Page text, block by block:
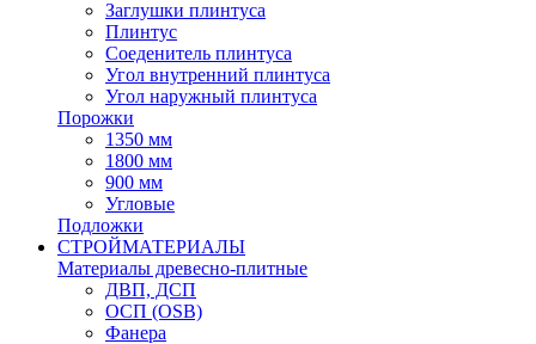
Заглушки плинтуса
Плинтус
Соеденитель плинтуса
Угол внутренний плинтуса
Угол наружный плинтуса
Порожки
1350 мм
1800 мм
900 мм
Угловые
Подложки
СТРОЙМАТЕРИАЛЫ
Материалы древесно-плитные
ДВП, ДСП
ОСП (OSB)
Фанера